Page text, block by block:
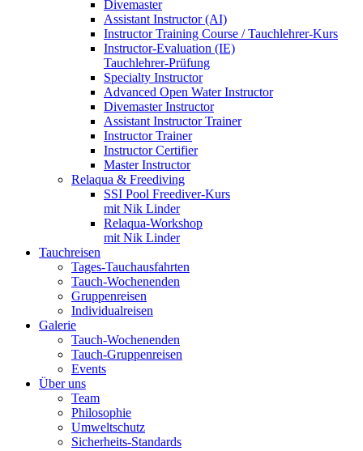
Divemaster
Assistant Instructor (AI)
Instructor Training Course / Tauchlehrer-Kurs
Instructor-Evaluation (IE)
Tauchlehrer-Prüfung
Specialty Instructor
Advanced Open Water Instructor
Divemaster Instructor
Assistant Instructor Trainer
Instructor Trainer
Instructor Certifier
Master Instructor
Relaqua & Freediving
SSI Pool Freediver-Kurs
mit Nik Linder
Relaqua-Workshop
mit Nik Linder
Tauchreisen
Tages-Tauchausfahrten
Tauch-Wochenenden
Gruppenreisen
Individualreisen
Galerie
Tauch-Wochenenden
Tauch-Gruppenreisen
Events
Über uns
Team
Philosophie
Umweltschutz
Sicherheits-Standards